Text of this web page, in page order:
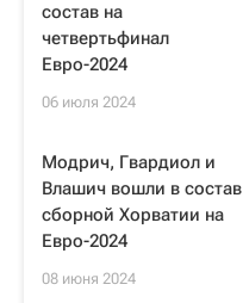
состав на
четвертьфинал
Евро-2024
06 июля 2024
Модрич, Гвардиол и
Влашич вошли в состав
сборной Хорватии на
Евро-2024
08 июня 2024